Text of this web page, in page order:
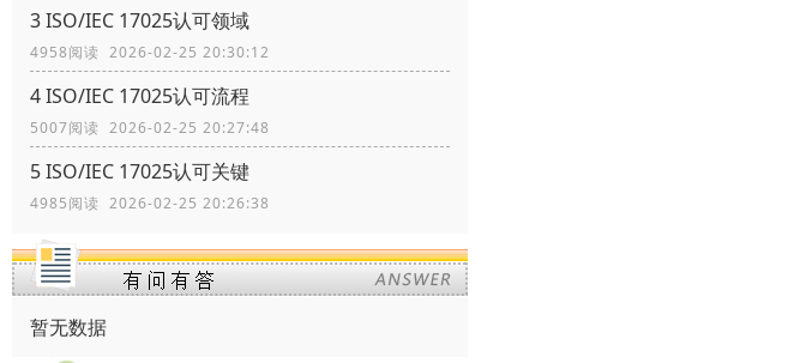
3 ISO/IEC 17025认可领域
4958阅读 2026-02-25 20:30:12
4 ISO/IEC 17025认可流程
5007阅读 2026-02-25 20:27:48
5 ISO/IEC 17025认可关键
4985阅读 2026-02-25 20:26:38
暂无数据